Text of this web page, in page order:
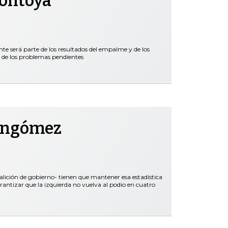
será parte de los resultados del empalme y de los
los problemas pendientes
de gobierno- tienen que mantener esa estadística
que la izquierda no vuelva al podio en cuatro